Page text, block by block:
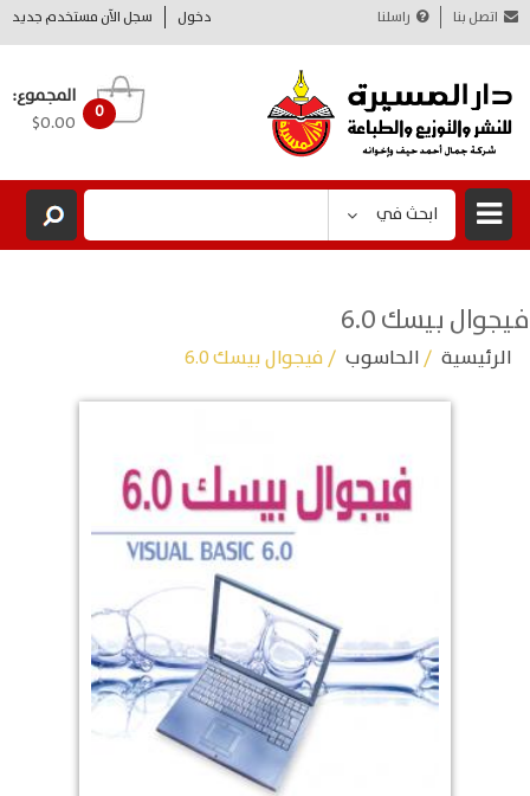
دخول سجل الآن مستخدم جديد اتصل بنا راسلنا
0
المجموع:
$0.00
ابحث في
فيجوال بيسك 6.0
الرئيسية /الحاسوب / فيجوال بيسك 6.0